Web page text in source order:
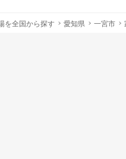
を全国から探す 愛知県 一宮市